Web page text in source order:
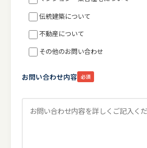
伝統建築について
不動産について
その他のお問い合わせ
お問い合わせ内容 必須